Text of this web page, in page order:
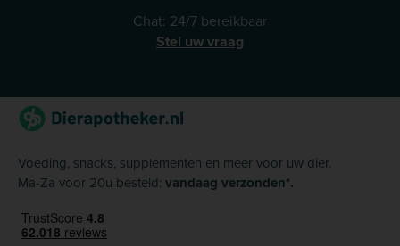
Chat: 24/7 bereikbaar
Stel uw vraag
Voeding, snacks, supplementen en meer voor uw dier.
Ma-Za voor 20u besteld: vandaag verzonden*.